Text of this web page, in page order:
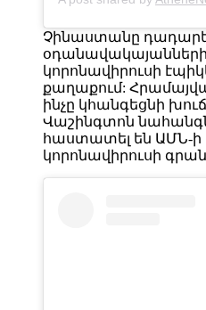
Չինաստանը
կորոնավիրուսի
քաղաքում:
ինչը կհանգեցնի
Վաշինգտոն նահանգն
հաստատել են ԱՄՆ-
կորոնավիրուսի